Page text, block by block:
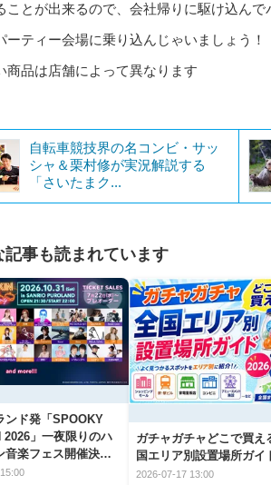
ことが出来るので、会社帰りに駆け込んで
ーティー会場に乗り込んじゃいましょう！
商品は店舗によって異なります
自転車競技界の名コンビ・サッ
シャ＆栗村修が実況解説する
「さいたまク...
記事も読まれています
ンド発「SPOOKY
2026」一夜限りのハ
音楽フェス開催決
ガチャガチャどこで買え
国エリア別設置場所ガイ
2026-07-17 13:00